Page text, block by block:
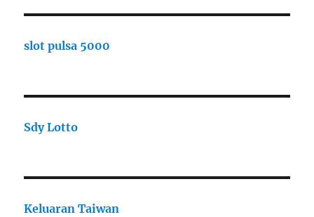
slot pulsa 5000
Sdy Lotto
Keluaran Taiwan